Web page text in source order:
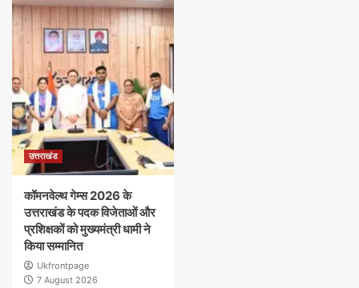
उत्तराखंड
कॉमनवेल्थ गेम्स 2026 के
उत्तराखंड के पदक विजेताओं और
प्रशिक्षकों को मुख्यमंत्री धामी ने
किया सम्मानित
Ukfrontpage
7 August 2026